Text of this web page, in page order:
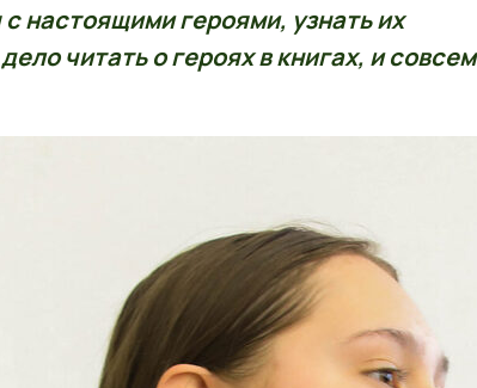
настоящими героями, узнать их
читать о героях в книгах, и совсем